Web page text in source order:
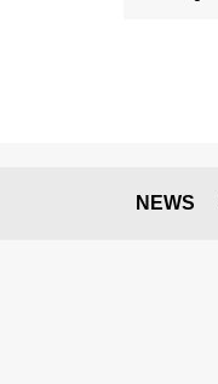
NEWS